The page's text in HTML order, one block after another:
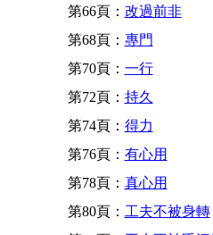
第66頁： 改過前非
第68頁： 專門
第70頁： 一行
第72頁： 持久
第74頁： 得力
第76頁： 有心用
第78頁： 真心用
第80頁： 工夫不被身轉